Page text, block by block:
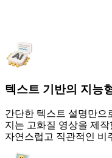
텍스트 기반의 지능
간단한 텍스트 설명만으
지는 고화질 영상을 제
자연스럽고 직관적인 비